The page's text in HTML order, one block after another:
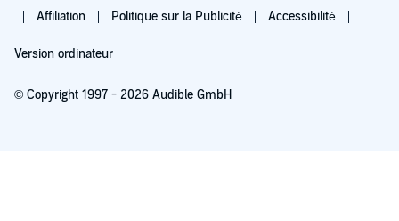
Affiliation Politique sur la Publicité Accessibilité
Version ordinateur
© Copyright 1997 - 2026 Audible GmbH